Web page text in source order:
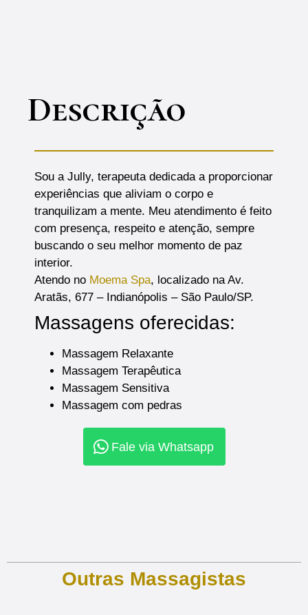
Descrição
Sou a Jully, terapeuta dedicada a proporcionar
experiências que aliviam o corpo e
tranquilizam a mente. Meu atendimento é feito
com presença, respeito e atenção, sempre
buscando o seu melhor momento de paz
interior.
Atendo no Moema Spa, localizado na Av.
Aratãs, 677 – Indianópolis – São Paulo/SP.
Massagens oferecidas:
Massagem Relaxante
Massagem Terapêutica
Massagem Sensitiva
Massagem com pedras
Fale via Whatsapp
Outras Massagistas